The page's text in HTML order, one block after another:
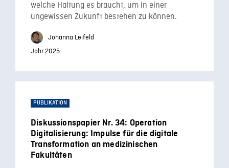
welche Haltung es braucht, um in einer
ungewissen Zukunft bestehen zu können.
Johanna Leifeld
Jahr 2025
PUBLIKATION
Diskussionspapier Nr. 34: Operation
Digitalisierung: Impulse für die digitale
Transformation an medizinischen
Fakultäten